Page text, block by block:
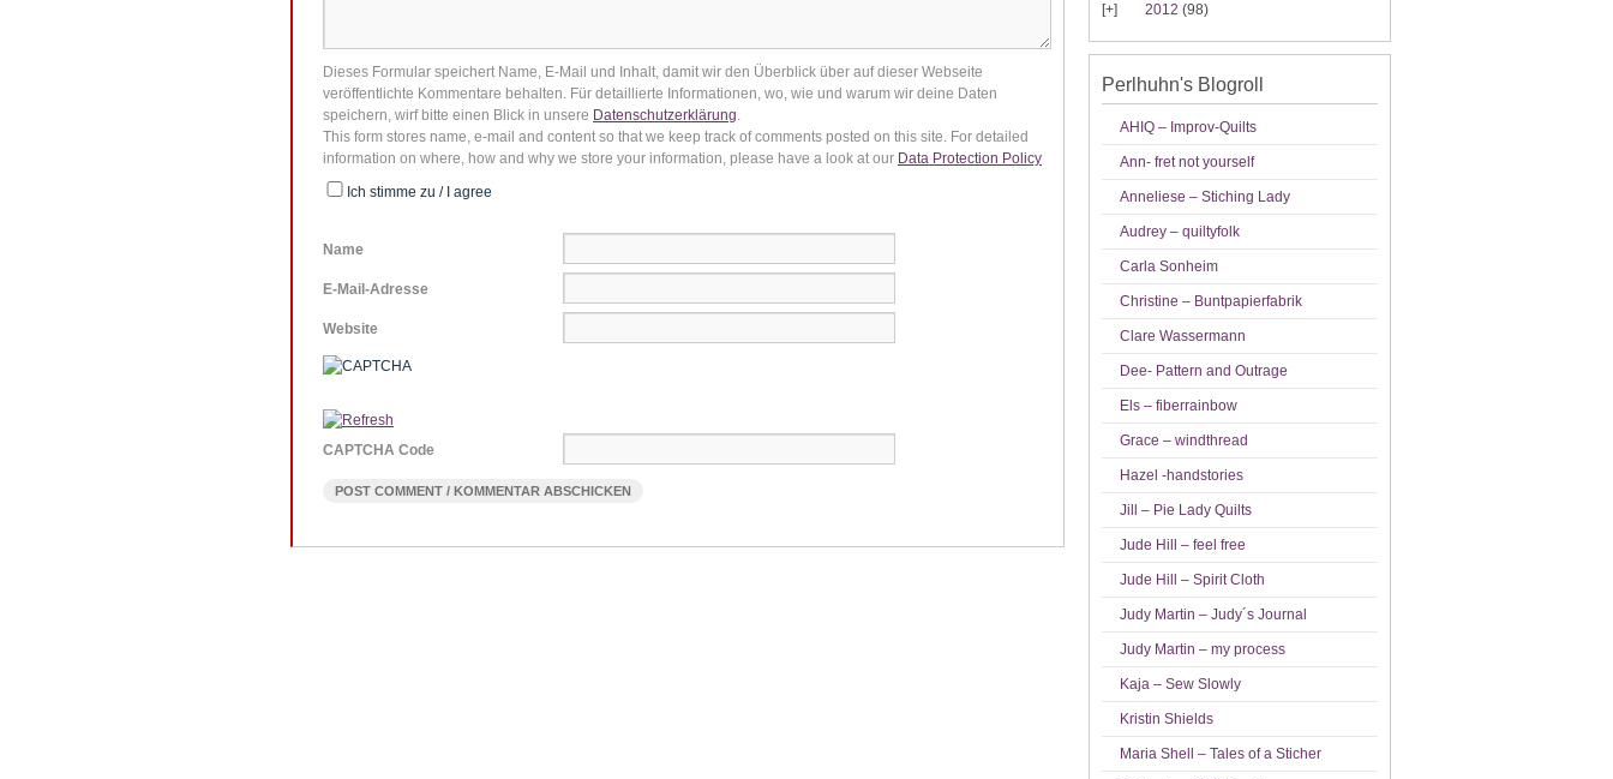
2012 (98)
Perlhuhn's Blogroll
AHIQ – Improv-Quilts
Ann- fret not yourself
Anneliese – Stiching Lady
Audrey – quiltyfolk
Carla Sonheim
Christine – Buntpapierfabrik
Clare Wassermann
Dee- Pattern and Outrage
Els – fiberrainbow
Grace – windthread
Hazel -handstories
Jill – Pie Lady Quilts
Jude Hill – feel free
Jude Hill – Spirit Cloth
Judy Martin – Judy´s Journal
Judy Martin – my process
Kaja – Sew Slowly
Kristin Shields
Maria Shell – Tales of a Sticher
Dieses Formular speichert Name, E-Mail und Inhalt, damit wir den Überblick über auf dieser Webseite
veröffentlichte Kommentare behalten. Für detaillierte Informationen, wo, wie und warum wir deine Daten
speichern, wirf bitte einen Blick in unsere Datenschutzerklärung.
This form stores name, e-mail and content so that we keep track of comments posted on this site. For detailed
information on where, how and why we store your information, please have a look at our Data Protection Policy
Ich stimme zu / I agree
Name
E-Mail-Adresse
Website
CAPTCHA Code